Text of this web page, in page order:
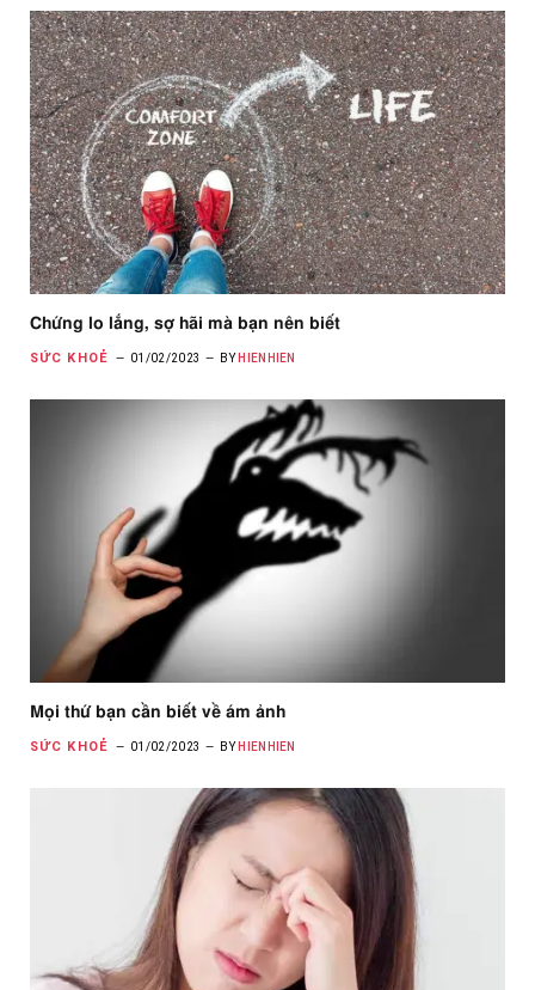
Chứng lo lắng, sợ hãi mà bạn nên biết
SỨC KHOẺ 01/02/2023 BY HIENHIEN
Mọi thứ bạn cần biết về ám ảnh
SỨC KHOẺ 01/02/2023 BY HIENHIEN